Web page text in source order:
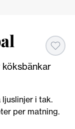
köksbänkar
ljuslinjer i tak.
per matning.